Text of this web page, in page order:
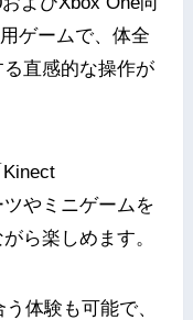
ゲームで、体全
直感的な操作が
やミニゲームを
ら楽しめます。
体験も可能で、